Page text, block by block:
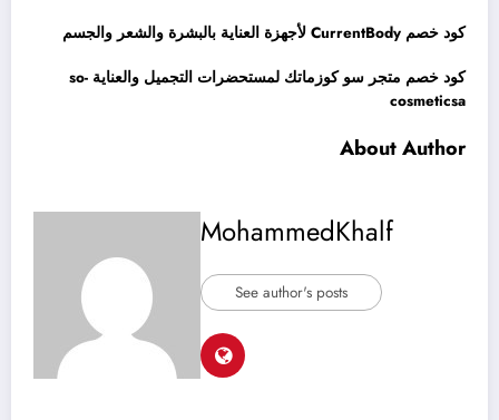
كود خصم CurrentBody لأجهزة العناية بالبشرة والشعر والجسم
كود خصم متجر سو كوزماتك لمستحضرات التجميل والعناية so-
cosmeticsa
About Author
MohammedKhalf
See author's posts